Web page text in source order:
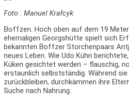
Foto : Manuel Krafcyk
Boffzen. Hoch oben auf dem 19
ehemaligen Georgshütte spielt sich
bekannten Boffzer Storchenpaars
neues Leben. Wie Udo Kühn
Küken gesichtet werden – flauschig,
erstaunlich selbstständig. Während
zurückbleiben, durchkämmen ihre
Suche nach Nahrung.